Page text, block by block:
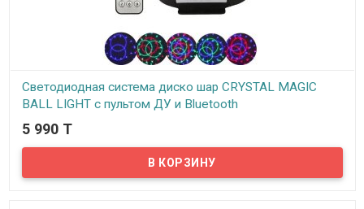
Светодиодная система диско шар CRYSTAL MAGIC
BALL LIGHT с пультом ДУ и Bluetooth
В наличии
Диско-шар, это лучшее устройство для праздников и любых
других значимых событий. Шар создает мощные световые
эффекты на полу, стенах и потолке.
5 990 T